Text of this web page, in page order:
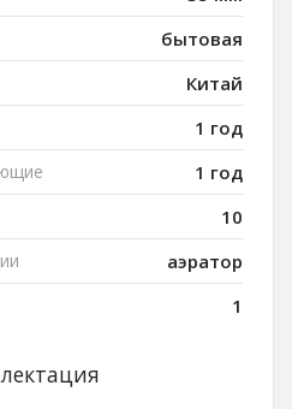
бытовая
Китай
1 год
1 год
10
аэратор
1